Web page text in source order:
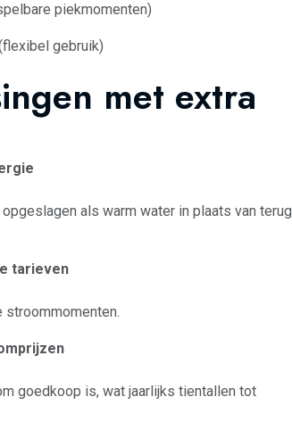
piekmomenten)
gebruik)
met extra
als warm water in plaats van terug
tarieven
goedkoop is, wat jaarlijks tientallen tot